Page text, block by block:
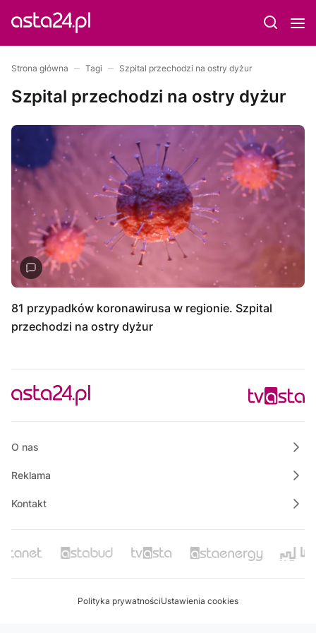
Strona główna Tagi Szpital przechodzi na ostry dyżur
Szpital przechodzi na ostry dyżur
81 przypadków koronawirusa w regionie. Szpital
przechodzi na ostry dyżur
O nas
Reklama
Kontakt
Polityka prywatnościUstawienia cookies